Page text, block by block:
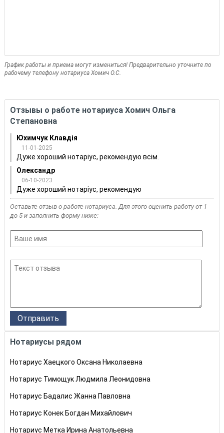
График работы и приема могут измениться! Предварительно уточните по
рабочему телефону нотариуса Хомич О.С.
Отзывы о работе нотариуса Хомич Ольга
Степановна
Юхимчук Клавдія
11-01-2025
Дуже хороший нотаріус, рекомендую всім.
Олександр
06-10-2023
Дуже хороший нотаріус, рекомендую
Оставьте отзыв о работе нотариуса. Для этого оценить работу от 1
до 5 и заполнить форму ниже:
Нотариусы рядом
Нотариус Хаецкого Оксана Николаевна
Нотариус Тимощук Людмила Леонидовна
Нотариус Бадалис Жанна Павловна
Нотариус Конек Богдан Михайлович
Нотариус Метка Ирина Анатольевна